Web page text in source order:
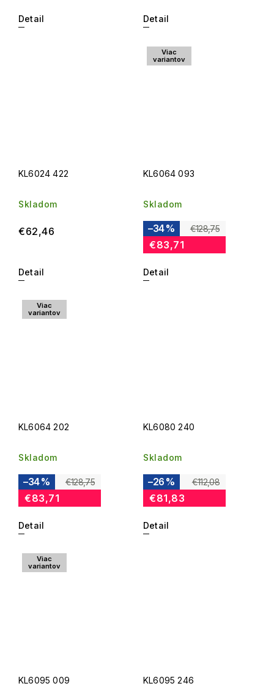
Detail Detail
KL6024 422
Skladom
€62,46
Detail
Viac
variantov
KL6064 093
Skladom
€128,75
–34 %
€83,71
Detail
Viac
variantov
KL6064 202
Skladom
€128,75
–34 %
€83,71
Detail
KL6080 240
Skladom
€112,08
–26 %
€81,83
Detail
Viac
variantov
KL6095 009 KL6095 246